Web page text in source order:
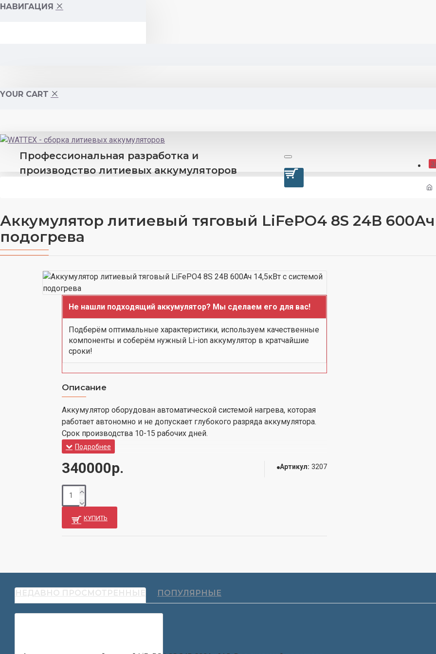
НАВИГАЦИЯ
YOUR CART
Профессиональная разработка и
производство литиевых аккумуляторов
Аккумулятор литиевый тяговый LiFePO4 8S 24В 600Ач
подогрева
Не нашли подходящий аккумулятор? Мы сделаем его для вас!
Подберём оптимальные характеристики, используем качественные
компоненты и соберём нужный Li-ion аккумулятор в кратчайшие
сроки!
Описание
Аккумулятор оборудован автоматической системой нагрева, которая
работает автономно и не допускает глубокого разряда аккумулятора.
Срок производства 10-15 рабочих дней.
340000р. Артикул: 3207
КУПИТЬ
НЕДАВНО ПРОСМОТРЕННЫЕ ПОПУЛЯРНЫЕ